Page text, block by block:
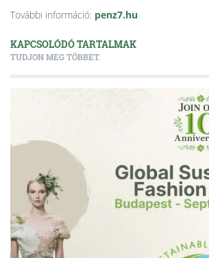
További információ: penz7.hu
KAPCSOLÓDÓ TARTALMAK
TUDJON MEG TÖBBET.